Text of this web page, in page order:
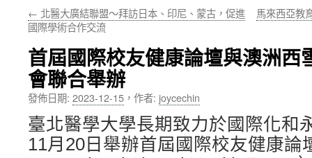
要
容
← 北醫大廣結聯盟～拜訪日本、印尼、蒙古，促進
國際學術合作交流
馬來西亞教
首屆國際校友健康論壇與澳洲西
會聯合舉辦
發佈日期: 2023-12-15 ， 作者: joycechin
臺北醫學大學長期致力於國際化和
11月20日舉辦首屆國際校友健康論